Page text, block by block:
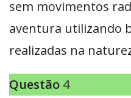
sem movimentos
aventura utilizando
realizadas na
Questão 4